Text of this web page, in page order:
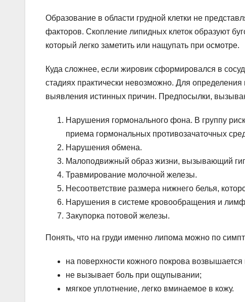
Образование в области грудной клетки не
факторов. Скопление липидных клеток образуют
который легко заметить или нащупать при осмотре.
Куда сложнее, если жировик сформировался в
стадиях практически невозможно. Для
выявления истинных причин. Предпосылки,
Нарушения гормонального фона. В группу
приема гормональных противозачаточных
Нарушения обмена.
Малоподвижный образ жизни, вызывающий
Травмирование молочной железы.
Несоответствие размера нижнего белья,
Нарушения в системе кровообращения и
Закупорка потовой железы.
Понять, что на груди именно липома можно по
на поверхности кожного покрова
не вызывает боль при ощупывании;
мягкое уплотнение, легко вминаемое в кожу.